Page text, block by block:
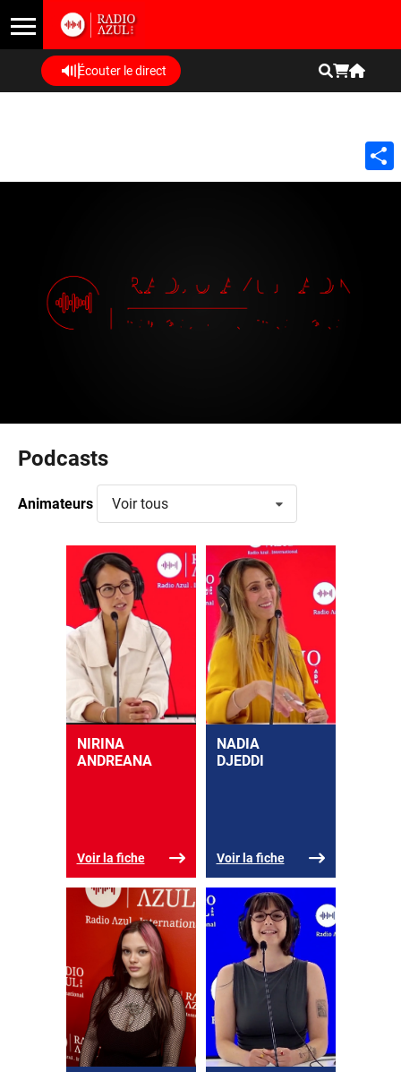
Écouter le direct
Podcasts
Animateurs Voir tous
NIRINA
ANDREANA
Voir la fiche
NADIA
DJEDDI
Voir la fiche
Share